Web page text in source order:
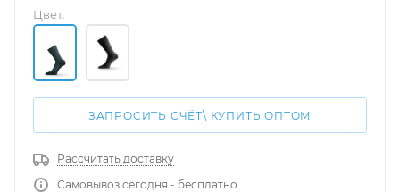
Цвет:
ЗАПРОСИТЬ СЧЁТ\ КУПИТЬ ОПТОМ
Рассчитать доставку
Самовывоз сегодня - бесплатно